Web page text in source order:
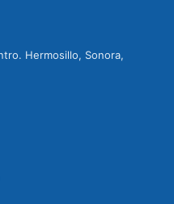
Hermosillo, Sonora,